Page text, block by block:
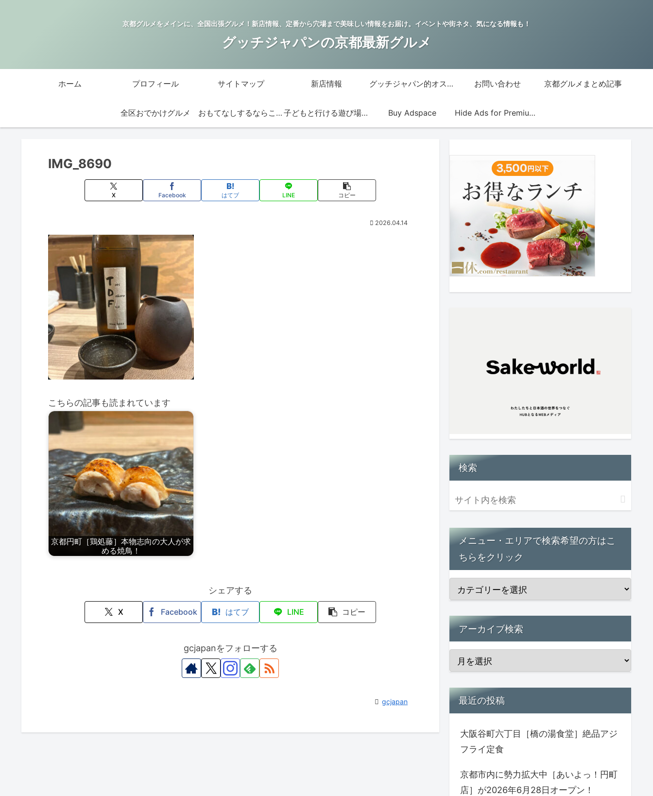
京都グルメをメインに、全国出張グルメ！新店情報、定番から穴場まで美味しい情報をお届け。イベントや街ネタ、気になる情報も！
グッチジャパンの京都最新グルメ
ホーム プロフィール サイトマップ 新店情報 グッチジャパン的オススメ店 お問い合わせ 京都グルメまとめ記事
全区おでかけグルメ おもてなしするならこの店 子どもと行ける遊び場・お店 Buy Adspace Hide Ads for Premium Members
IMG_8690
X Facebook はてブ LINE コピー
2026.04.14
こちらの記事も読まれています
京都円町［鶏処藤］本物志向の大人が求
める焼鳥！
シェアする
X Facebook はてブ LINE コピー
gcjapanをフォローする
gcjapan
検索
メニュー・エリアで検索希望の方はこ
ちらをクリック
アーカイブ検索
最近の投稿
大阪谷町六丁目［橋の湯食堂］絶品アジ
フライ定食
京都市内に勢力拡大中［あいよっ！円町
店］が2026年6月28日オープン！